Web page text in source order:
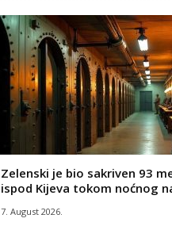
Zelenski je bio sakriven 93
ispod Kijeva tokom noćnog
7. August 2026.